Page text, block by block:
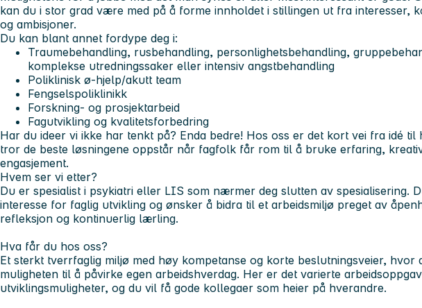
kan du i stor grad være med på å forme innholdet i stillingen ut fra interesser,
og ambisjoner.
Du kan blant annet fordype deg i:
Traumebehandling, rusbehandling, personlighetsbehandling,
komplekse utredningssaker eller intensiv angstbehandling
Poliklinisk ø-hjelp/akutt team
Fengselspoliklinikk
Forskning- og prosjektarbeid
Fagutvikling og kvalitetsforbedring
Har du ideer vi ikke har tenkt på? Enda bedre! Hos oss er det kort vei fra idé til
tror de beste løsningene oppstår når fagfolk får rom til å bruke erfaring,
engasjement.
Hvem ser vi etter?
Du er spesialist i psykiatri eller LIS som nærmer deg slutten av spesialisering.
interesse for faglig utvikling og ønsker å bidra til et arbeidsmiljø preget av
refleksjon og kontinuerlig lærling.
Hva får du hos oss?
Et sterkt tverrfaglig miljø med høy kompetanse og korte beslutningsveier, hvor
muligheten til å påvirke egen arbeidshverdag. Her er det varierte
utviklingsmuligheter, og du vil få gode kollegaer som heier på hverandre.